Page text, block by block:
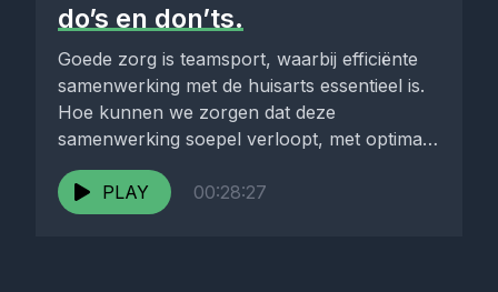
do’s en don’ts.
Goede zorg is teamsport, waarbij efficiënte
samenwerking met de huisarts essentieel is.
Hoe kunnen we zorgen dat deze
samenwerking soepel verloopt, met optimale
zorg...
PLAY
00:28:27